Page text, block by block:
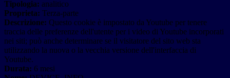
Tipologia: analitico
Proprieta: Terza-parte
Descrizione: Questo cookie è impostato da Youtube per tenere
traccia delle preferenze dell'utente per i video di Youtube incorporati
nei siti; può anche determinare se il visitatore del sito web sta
utilizzando la nuova o la vecchia versione dell'interfaccia di
Youtube.
Durata: 6 mesi